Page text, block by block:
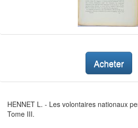
Acheter
HENNET L. - Les volontaires nationaux
Tome III.